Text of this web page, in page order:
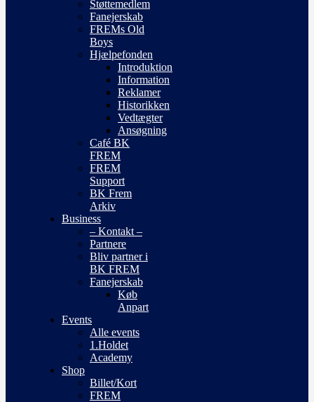
Støttemedlem
Fanejerskab
FREMs Old
Boys
Hjælpefonden
Introduktion
Information
Reklamer
Historikken
Vedtægter
Ansøgning
Café BK
FREM
FREM
Support
BK Frem
Arkiv
Business
– Kontakt –
Partnere
Bliv partner i
BK FREM
Fanejerskab
Køb
Anpart
Events
Alle events
1.Holdet
Academy
Shop
Billet/Kort
FREM